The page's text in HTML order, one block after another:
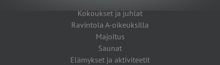
Kokoukset ja juhlat
Ravintola A-oikeuksilla
Majoitus
Saunat
Elämykset ja aktiviteetit